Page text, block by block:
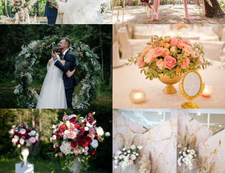
Для каждой свадьбы мы разрабатываем индивидуальный
проект оформления “под ключ” и самостоятельно
изготавливаем декорации.
Стоимость начинается от 400 000 рублей. Однако, если вам
нужна не комплексная услуга, а что-то одно, например,
цветочные композиции или создание фона, это будет стоить
дешевле.
Если вы хотите, чтобы ваша свадьба была красивой,
ЦЕНЫУЗНАТЬ ЦЕНУ СВАДЬБЫ